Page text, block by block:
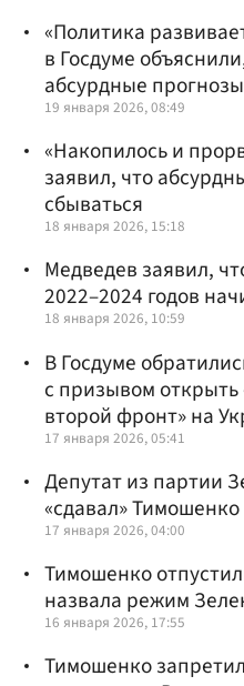
«Политика
в Госдуме
абсурдные
19 января 2026, 08:49
«Накопилось и
заявил, что
сбываться
18 января 2026, 15:18
Медведев заявил,
2022–2024 годов
18 января 2026, 10:59
В Госдуме
с призывом
второй фронт» на
17 января 2026, 05:41
Депутат из партии
«сдавал»
17 января 2026, 04:00
Тимошенко
назвала режим
16 января 2026, 17:55
Тимошенко